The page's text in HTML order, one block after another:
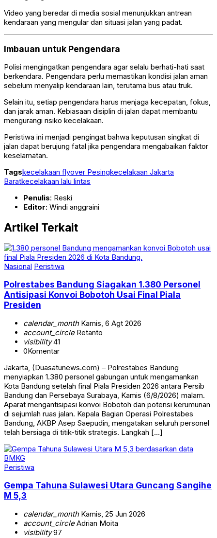
Video yang beredar di media sosial menunjukkan antrean
kendaraan yang mengular dan situasi jalan yang padat.
Imbauan untuk Pengendara
Polisi mengingatkan pengendara agar selalu berhati-hati saat
berkendara. Pengendara perlu memastikan kondisi jalan aman
sebelum menyalip kendaraan lain, terutama bus atau truk.
Selain itu, setiap pengendara harus menjaga kecepatan, fokus,
dan jarak aman. Kebiasaan disiplin di jalan dapat membantu
mengurangi risiko kecelakaan.
Peristiwa ini menjadi pengingat bahwa keputusan singkat di
jalan dapat berujung fatal jika pengendara mengabaikan faktor
keselamatan.
Tagskecelakaan flyover Pesingkecelakaan Jakarta
Baratkecelakaan lalu lintas
Penulis: Reski
Editor: Windi anggraini
Artikel Terkait
Nasional Peristiwa
Polrestabes Bandung Siagakan 1.380 Personel
Antisipasi Konvoi Bobotoh Usai Final Piala
Presiden
calendar_monthKamis, 6 Agt 2026
account_circleRetanto
visibility41
0Komentar
Jakarta, (Duasatunews.com) – Polrestabes Bandung
menyiapkan 1.380 personel gabungan untuk mengamankan
Kota Bandung setelah final Piala Presiden 2026 antara Persib
Bandung dan Persebaya Surabaya, Kamis (6/8/2026) malam.
Aparat mengantisipasi konvoi Bobotoh dan potensi kerumunan
di sejumlah ruas jalan. Kepala Bagian Operasi Polrestabes
Bandung, AKBP Asep Saepudin, mengatakan seluruh personel
telah bersiaga di titik-titik strategis. Langkah […]
Peristiwa
Gempa Tahuna Sulawesi Utara Guncang Sangihe
M 5,3
calendar_monthKamis, 25 Jun 2026
account_circleAdrian Moita
visibility97